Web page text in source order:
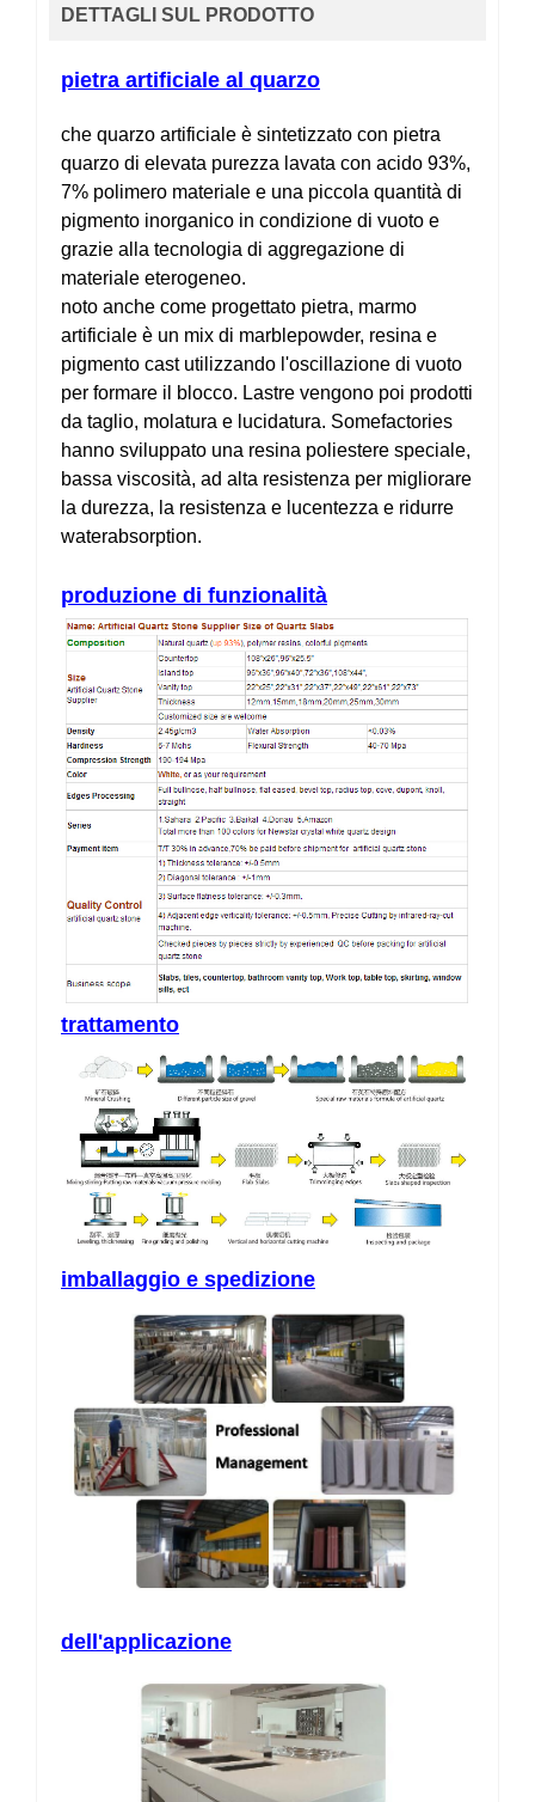
DETTAGLI SUL PRODOTTO
pietra artificiale al quarzo
che quarzo artificiale è sintetizzato con pietra
quarzo di elevata purezza lavata con acido 93%,
7% polimero materiale e una piccola quantità di
pigmento inorganico in condizione di vuoto e
grazie alla tecnologia di aggregazione di
materiale eterogeneo.
noto anche come progettato pietra, marmo
artificiale è un mix di marblepowder, resina e
pigmento cast utilizzando l'oscillazione di vuoto
per formare il blocco. Lastre vengono poi prodotti
da taglio, molatura e lucidatura. Somefactories
hanno sviluppato una resina poliestere speciale,
bassa viscosità, ad alta resistenza per migliorare
la durezza, la resistenza e lucentezza e ridurre
waterabsorption.
produzione di funzionalità
trattamento
imballaggio e spedizione
dell'applicazione